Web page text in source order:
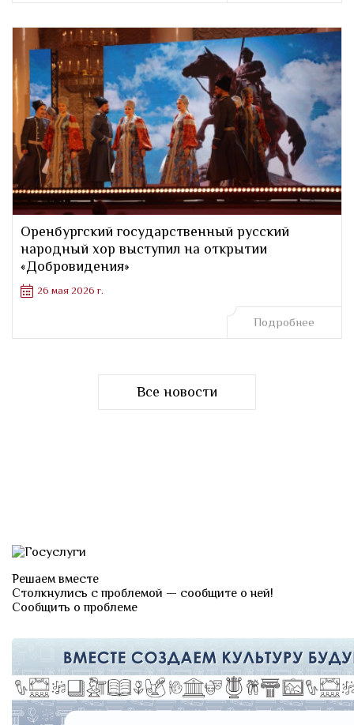
Оренбургский государственный русский
народный хор выступил на открытии
«Добровидения»
26 мая 2026 г.
Подробнее
Все новости
Решаем вместе
Столкнулись с проблемой — сообщите о ней!
Сообщить о проблеме